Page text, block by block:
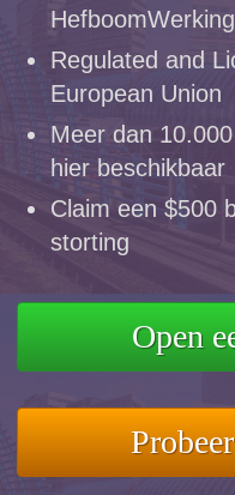
HefboomWerking
Regulated and
European Union
Meer dan
hier beschikbaar
Claim een $500
storting
Open